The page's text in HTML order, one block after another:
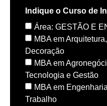
Indique o Curso de
Área: GESTÃO E
MBA em
Decoração
MBA em
Tecnologia e Gestão
MBA em
Trabalho